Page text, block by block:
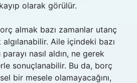
olarak görülür.
almak bazı zamanlar utanç
Aile içindeki bazı
nasıl aldın, ne gerek
sonuçlanabilir. Bu da, borç
bir mesele olamayacağını,